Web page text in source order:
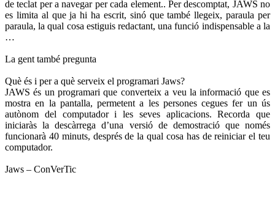
de teclat per a navegar per cada element.. Per descomptat, JAWS no
es limita al que ja hi ha escrit, sinó que també llegeix, paraula per
paraula, la qual cosa estiguis redactant, una funció indispensable a la
…
La gent també pregunta
Què és i per a què serveix el programari Jaws?
JAWS és un programari que converteix a veu la informació que es
mostra en la pantalla, permetent a les persones cegues fer un ús
autònom del computador i les seves aplicacions. Recorda que
iniciaràs la descàrrega d’una versió de demostració que només
funcionarà 40 minuts, després de la qual cosa has de reiniciar el teu
computador.
Jaws – ConVerTic